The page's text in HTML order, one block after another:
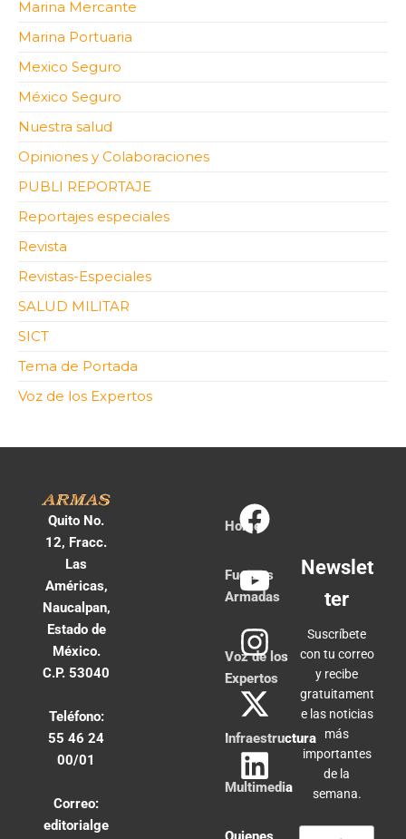
Marina Mercante
Marina Portuaria
Mexico Seguro
México Seguro
Nuestra salud
Opiniones y Colaboraciones
PUBLI REPORTAJE
Reportajes especiales
Revista
Revistas-Especiales
SALUD MILITAR
SICT
Tema de Portada
Voz de los Expertos
Quito No.
12, Fracc.
Las
Américas,
Naucalpan,
Estado de
México.
C.P. 53040
Teléfono:
55 46 24
00/01
Correo:
editorialge
Home
Fuerzas
Armadas
Voz de los
Expertos
Infraestructura
Multimedia
Newslet
ter
Suscríbete
con tu correo
y recibe
gratuitament
e las noticias
más
importantes
de la
semana.